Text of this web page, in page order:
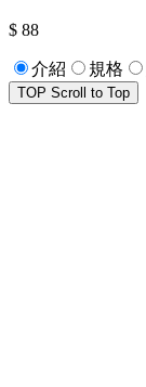
$ 88
介紹 規格
TOP Scroll to Top